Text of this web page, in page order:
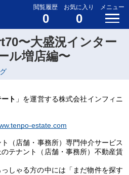
閲覧履歴
0
お気に入り
0
メニュー
〜大盛況インター
ル増店編〜
ト 」を運営する株式会社インフィニ
estate.com
（店舗・事務所）専門仲介サービス
テナント（店舗・事務所）不動産賃
しゃる方の中には「まだ物件を探す